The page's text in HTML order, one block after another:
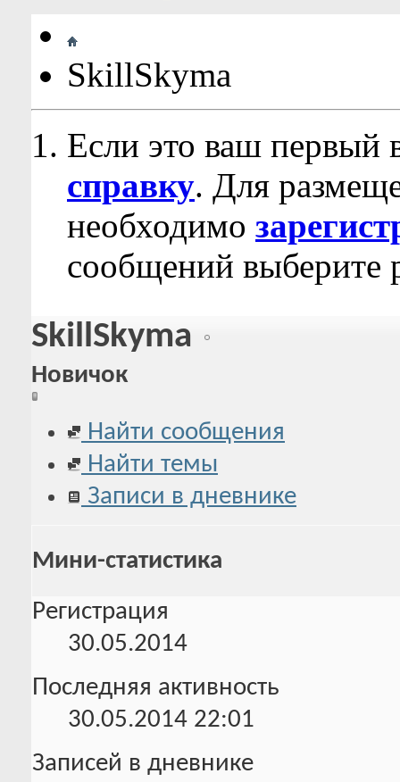
SkillSkyma
Если это ваш первый
справку. Для
необходимо
сообщений выберите
SkillSkyma
Новичок
Найти сообщения
Найти темы
Записи в дневнике
Мини-статистика
Регистрация
30.05.2014
Последняя активность
30.05.2014 22:01
Записей в дневнике